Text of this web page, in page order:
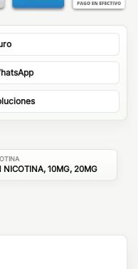
NICOTINA, 10MG, 20MG